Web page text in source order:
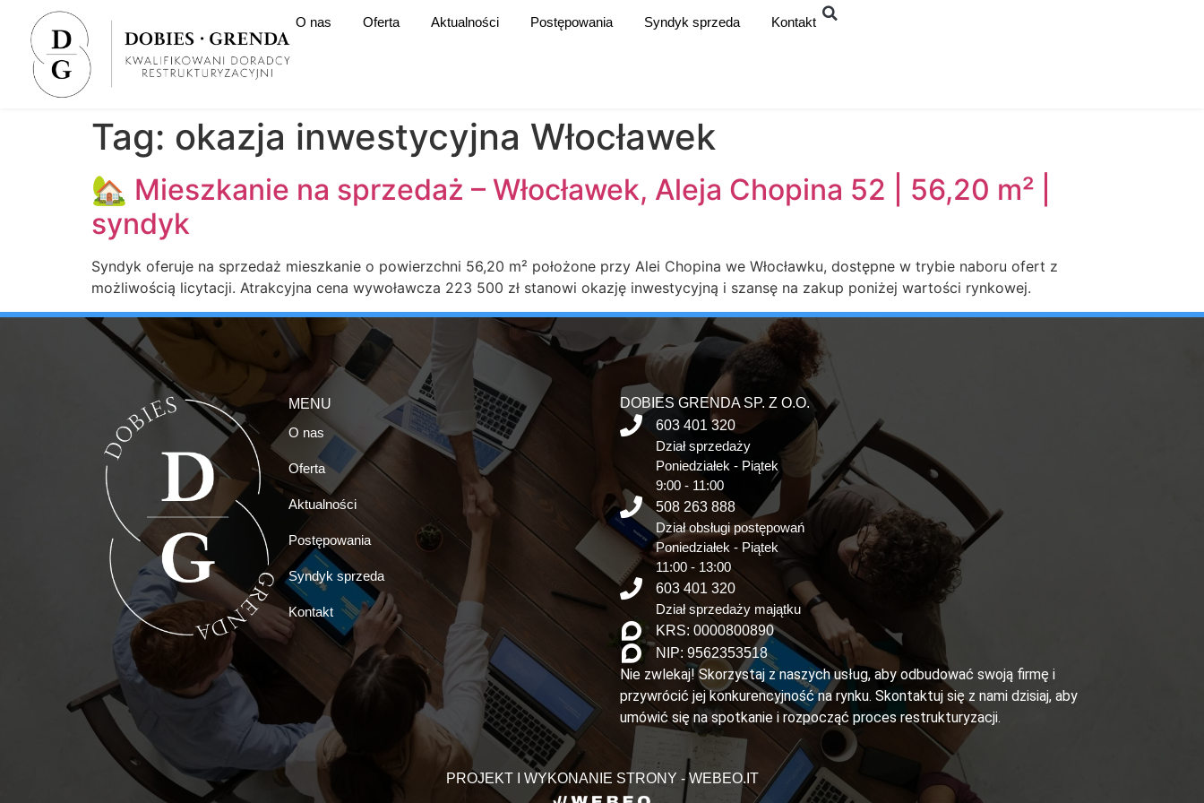
O nas Oferta Aktualności Postępowania Syndyk sprzeda Kontakt
Tag: okazja inwestycyjna Włocławek
🏡 Mieszkanie na sprzedaż – Włocławek, Aleja Chopina 52 | 56,20 m² |
syndyk
Syndyk oferuje na sprzedaż mieszkanie o powierzchni 56,20 m² położone przy Alei Chopina we Włocławku, dostępne w trybie naboru ofert z
możliwością licytacji. Atrakcyjna cena wywoławcza 223 500 zł stanowi okazję inwestycyjną i szansę na zakup poniżej wartości rynkowej.
MENU
O nas
Oferta
Aktualności
Postępowania
Syndyk sprzeda
Kontakt
DOBIES GRENDA SP. Z O.O.
603 401 320
Dział sprzedaży
Poniedziałek - Piątek
9:00 - 11:00
508 263 888
Dział obsługi postępowań
Poniedziałek - Piątek
11:00 - 13:00
603 401 320
Dział sprzedaży majątku
KRS: 0000800890
NIP: 9562353518
Nie zwlekaj! Skorzystaj z naszych usług, aby odbudować swoją firmę i
przywrócić jej konkurencyjność na rynku. Skontaktuj się z nami dzisiaj, aby
umówić się na spotkanie i rozpocząć proces restrukturyzacji.
PROJEKT I WYKONANIE STRONY - WEBEO.IT